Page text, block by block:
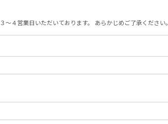
４営業日いただいております。 あらかじめご了承ください。